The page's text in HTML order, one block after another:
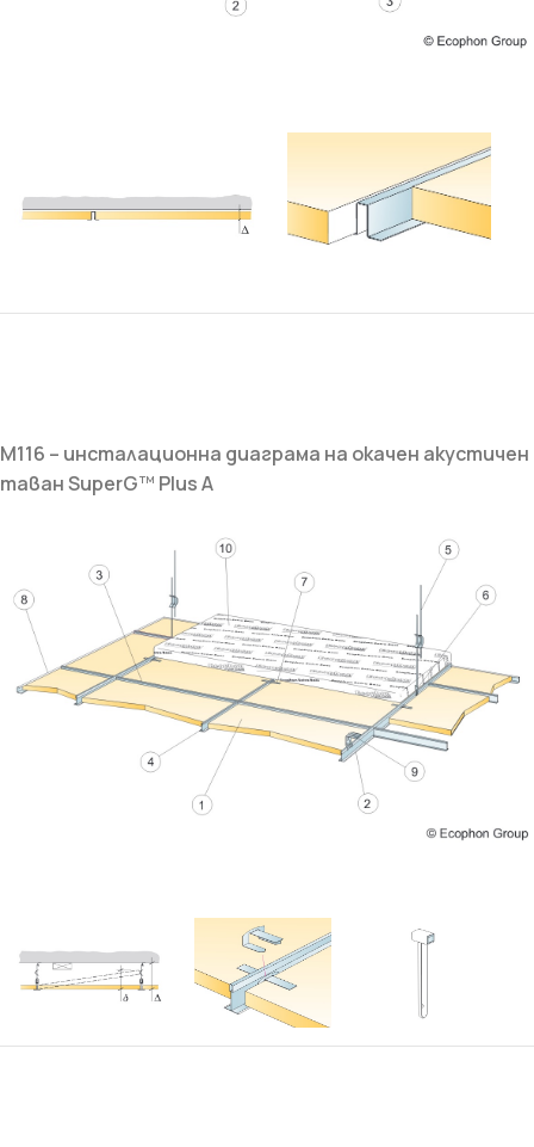
M116 – инсталационна диаграма на окачен акустичен
таванSuperG™ PlusA